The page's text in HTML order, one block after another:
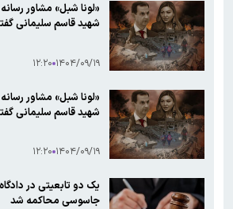
«لونا شبل» مشاور
شهید قاسم سلیمانی
۱۴۰۴/۰۹/۱۹ ۱۲:۲۰
«لونا شبل» مشاور
شهید قاسم سلیمانی
۱۴۰۴/۰۹/۱۹ ۱۲:۲۰
یک دو تابعیتی در
جاسوسی محاکمه شد